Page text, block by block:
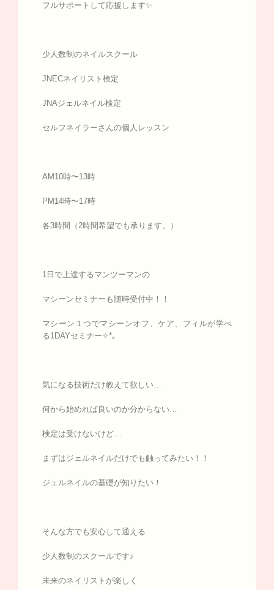
フルサポートして応援します✨
少人数制のネイルスクール
JNECネイリスト検定
JNAジェルネイル検定
セルフネイラーさんの個人レッスン
AM10時〜13時
PM14時〜17時
各3時間（2時間希望でも承ります。）
1日で上達するマンツーマンの
マシーンセミナーも随時受付中！！
マシーン１つでマシーンオフ、ケア、フィルが学べ
る1DAYセミナー✧*｡
気になる技術だけ教えて欲しい…
何から始めれば良いのか分からない…
検定は受けないけど…
まずはジェルネイルだけでも触ってみたい！！
ジェルネイルの基礎が知りたい！
そんな方でも安心して通える
少人数制のスクールです♪
未来のネイリストが楽しく